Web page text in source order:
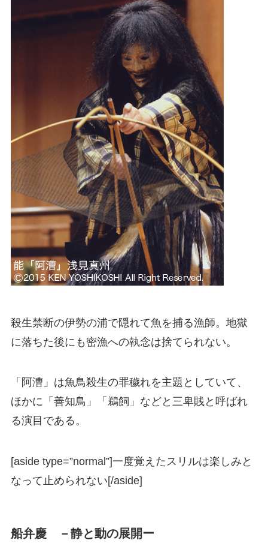
殺生禁断の伊勢の浦で隠れて魚を捕る漁師。地獄
に落ちた後にも密漁への執念は捨てられない。
「阿漕」は魚鳥殺生の罪穢れを主題としていて、
ほかに「善知鳥」「鵜飼」などと三卑賎と呼ばれ
る演目である。
[aside type=”normal”]一度覚えたスリルは楽しみと
なって止められない[/aside]
船弁慶 －静と動の展開ー